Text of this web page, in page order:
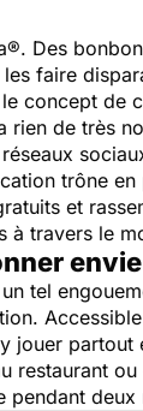
Des
faire
concept de
rien de très
trône
et
à travers le
tel
jouer partout
restaurant
pendant deux